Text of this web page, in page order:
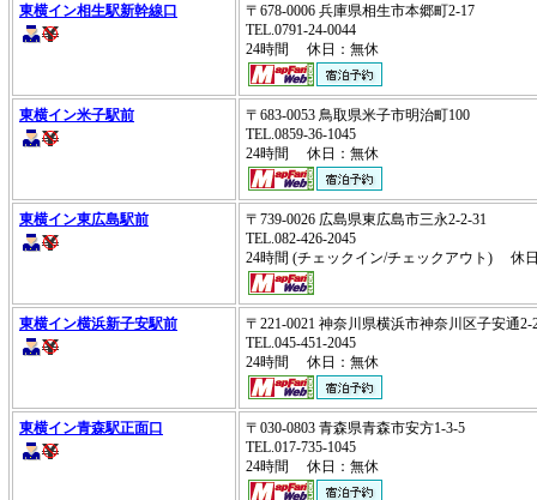
東横イン相生駅新幹線口
〒678-0006 兵庫県相生市本郷町2-17
TEL.0791-24-0044
24時間 休日：無休
東横イン米子駅前
〒683-0053 鳥取県米子市明治町100
TEL.0859-36-1045
24時間 休日：無休
東横イン東広島駅前
〒739-0026 広島県東広島市三永2-2-31
TEL.082-426-2045
24時間 (チェックイン/チェックアウト) 休
東横イン横浜新子安駅前
〒221-0021 神奈川県横浜市神奈川区子安通
TEL.045-451-2045
24時間 休日：無休
東横イン青森駅正面口
〒030-0803 青森県青森市安方1-3-5
TEL.017-735-1045
24時間 休日：無休